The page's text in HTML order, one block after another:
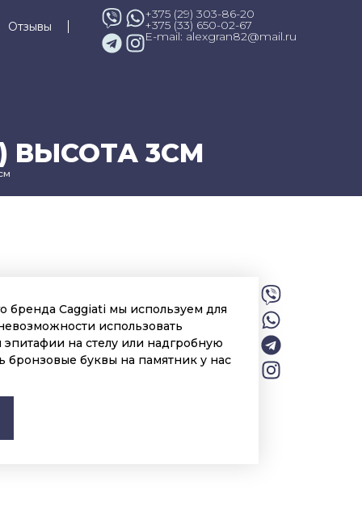
Отзывы
+375 (29) 303-86-20
+375 (33) 650-02-67
E-mail: alexgran82@mail.ru
ВЫСОТА 3СМ
бренда Caggiati мы используем для
использовать
на стелу или надгробную
бронзовые буквы на памятник у нас